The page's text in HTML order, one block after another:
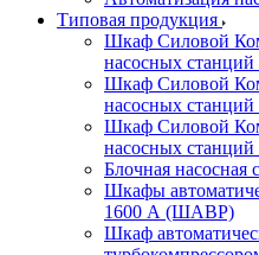
Типовая продукция
Шкаф Силовой
насосных
Шкаф Силовой
насосных
Шкаф Силовой
насосных
Блочная
Шкафы
1600 А (ШАВР)
Шкаф